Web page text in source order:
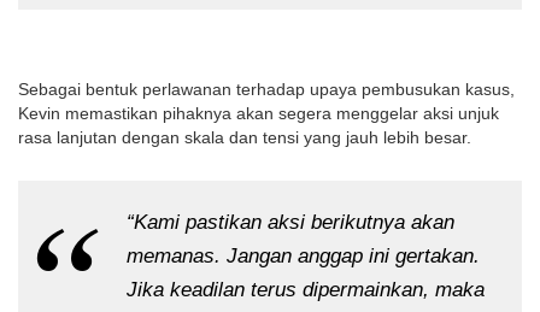
Sebagai bentuk perlawanan terhadap upaya pembusukan kasus,
Kevin memastikan pihaknya akan segera menggelar aksi unjuk
rasa lanjutan dengan skala dan tensi yang jauh lebih besar.
“Kami pastikan aksi berikutnya akan
memanas. Jangan anggap ini gertakan.
Jika keadilan terus dipermainkan, maka